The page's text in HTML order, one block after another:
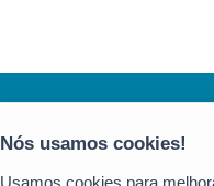
Usamos cookies para